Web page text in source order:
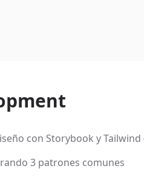
con Storybook y Tailwind
3 patrones comunes